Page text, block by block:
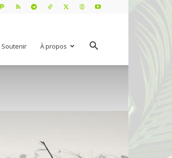
Soutenir À propos